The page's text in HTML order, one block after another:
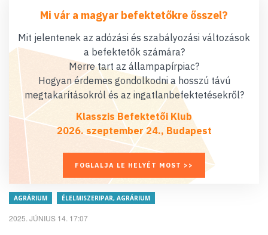
Mi vár a magyar befektetőkre ősszel?
Mit jelentenek az adózási és szabályozási változások
a befektetők számára?
Merre tart az állampapírpiac?
Hogyan érdemes gondolkodni a hosszú távú
megtakarításokról és az ingatlanbefektetésekről?
Klasszis Befektetői Klub
2026. szeptember 24., Budapest
FOGLALJA LE HELYÉT MOST >>
AGRÁRIUM ÉLELMISZERIPAR, AGRÁRIUM
2025. JÚNIUS 14. 17:07